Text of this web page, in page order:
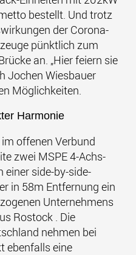
bestellt. Und trotz
der Corona-
pünktlich zum
an. „Hier feiern sie
Jochen Wiesbauer
Möglichkeiten.
Harmonie
offenen Verbund
zwei MSPE 4-Achs-
einer side-by-side-
in 58m Entfernung ein
Unternehmens
Rostock . Die
nehmen bei
ebenfalls eine